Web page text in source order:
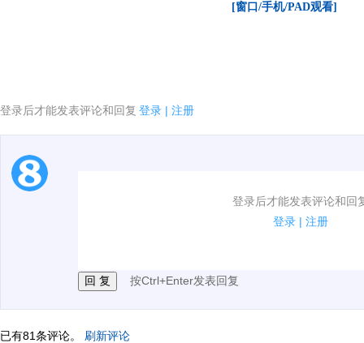
[窗口/手机/PAD观看]
登录后才能发表评论和回复 登录 | 注册
登录后才能发表评论和回
登录 | 注册
1.电脑端新用户可以发表评论了！
按Ctrl+Enter发表回复
已有81条评论。 刷新评论